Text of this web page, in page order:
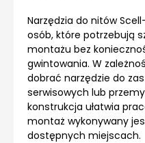
Narzędzia do nitów
osób, które potrzebują
montażu bez
gwintowania. W
dobrać narzędzie do
serwisowych lub
konstrukcja ułatwia
montaż wykonywany
dostępnych miejscach.